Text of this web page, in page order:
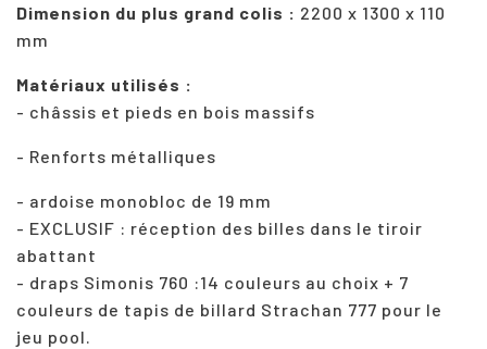
Dimension du plus grand colis : 2200 x 1300 x 110
mm
Matériaux utilisés :
- châssis et pieds en bois massifs
- Renforts métalliques
- ardoise monobloc de 19 mm
- EXCLUSIF : réception des billes dans le tiroir
abattant
- draps Simonis 760 :14 couleurs au choix + 7
couleurs de tapis de billard Strachan 777 pour le
jeu pool.